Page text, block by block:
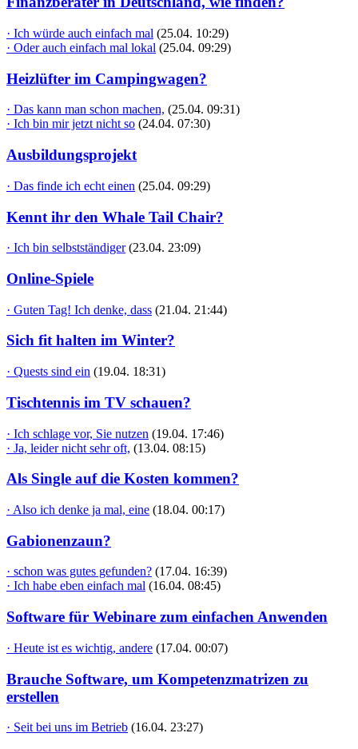
· Ich würde auch einfach mal (25.04. 10:29)
· Oder auch einfach mal lokal (25.04. 09:29)
Heizlüfter im Campingwagen?
· Das kann man schon machen, (25.04. 09:31)
· Ich bin mir jetzt nicht so (24.04. 07:30)
Ausbildungsprojekt
· Das finde ich echt einen (25.04. 09:29)
Kennt ihr den Whale Tail Chair?
· Ich bin selbstständiger (23.04. 23:09)
Online-Spiele
· Guten Tag! Ich denke, dass (21.04. 21:44)
Sich fit halten im Winter?
· Quests sind ein (19.04. 18:31)
Tischtennis im TV schauen?
· Ich schlage vor, Sie nutzen (19.04. 17:46)
· Ja, leider nicht sehr oft, (13.04. 08:15)
Als Single auf die Kosten kommen?
· Also ich denke ja mal, eine (18.04. 00:17)
Gabionenzaun?
· schon was gutes gefunden? (17.04. 16:39)
· Ich habe eben einfach mal (16.04. 08:45)
Software für Webinare zum einfachen Anwenden
· Heute ist es wichtig, andere (17.04. 00:07)
Brauche Software, um Kompetenzmatrizen zu
erstellen
· Seit bei uns im Betrieb (16.04. 23:27)